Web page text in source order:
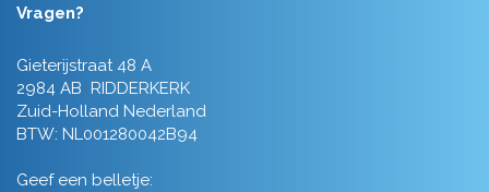
Vragen?
Gieterijstraat 48 A
2984 AB RIDDERKERK
Zuid-Holland Nederland
BTW: NL001280042B94
Geef een belletje: